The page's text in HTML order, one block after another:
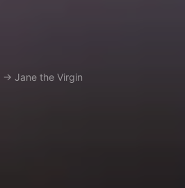
→ Jane the Virgin